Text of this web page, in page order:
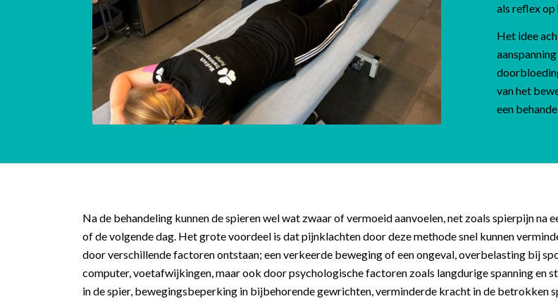
als reflex
Het idee
van het
een
Na de behandeling kunnen de spieren wel wat zwaar of vermoeid aanvoelen, net zoals spierpijn
of de volgende dag. Het grote voordeel is dat pijnklachten door deze methode snel kunnen
door verschillende factoren ontstaan; een verkeerde beweging of een ongeval, overbelasting bij
computer, voetafwijkingen, maar ook door psychologische factoren zoals langdurige spanning en
in de spier, bewegingsbeperking in bijbehorende gewrichten, verminderde kracht in de betrokken